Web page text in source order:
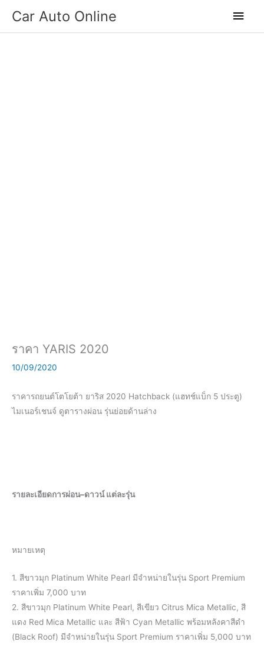
content
Car Auto Online
Main
ราคา YARIS 2020
10/09/2020
ราคารถยนต์โตโยต้า ยาริส 2020 Hatchback (แฮทช์แบ็ก 5 ประตู)
ไมเนอร์เชนจ์ ดูตารางผ่อน รุ่นย่อยด้านล่าง
รายละเอียดการผ่อน–ดาวน์ แต่ละรุ่น
หมายเหตุ
1. สีขาวมุก Platinum White Pearl มีจำหน่ายในรุ่น Sport Premium
ราคาเพิ่ม 7,000 บาท
2. สีขาวมุก Platinum White Pearl, สีเขียว Citrus Mica Metallic, สี
แดง Red Mica Metallic และ สีฟ้า Cyan Metallic พร้อมหลังคาสีดำ
(Black Roof) มีจำหน่ายในรุ่น Sport Premium ราคาเพิ่ม 5,000 บาท